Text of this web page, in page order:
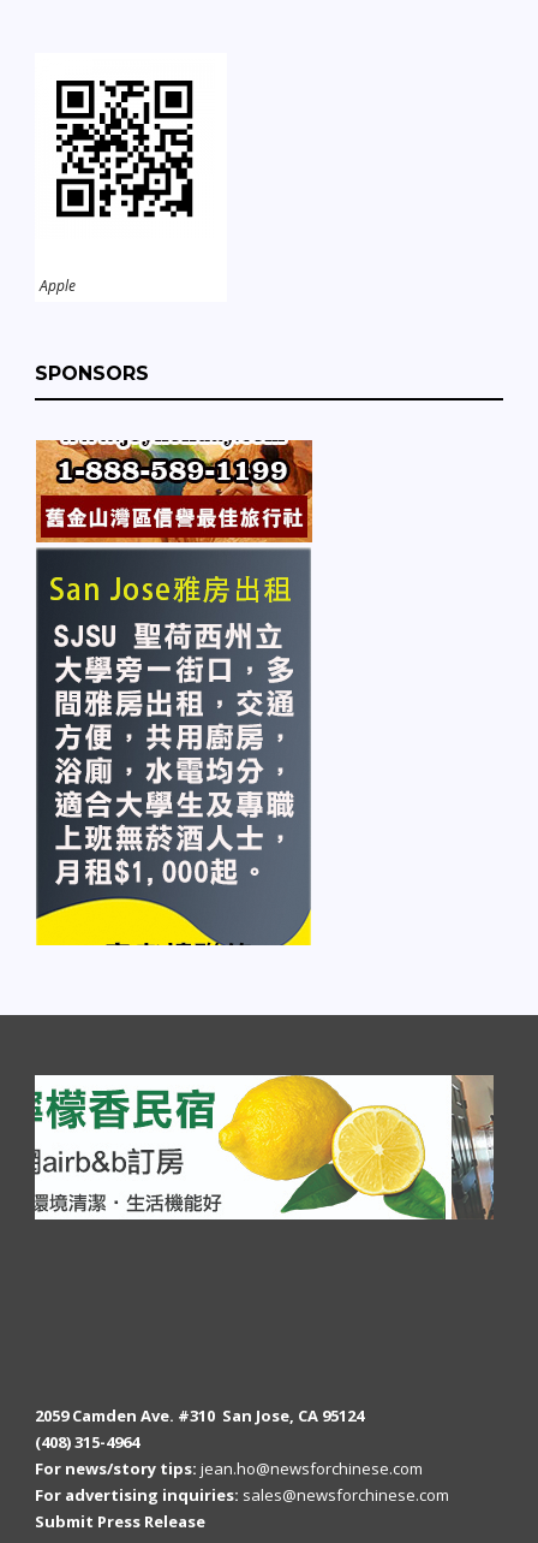
Apple
SPONSORS
2059 Camden Ave. #310 San Jose, CA 95124
(408) 315-4964
For news/story tips: jean.ho@newsforchinese.com
For advertising inquiries: sales@newsforchinese.com
Submit Press Release